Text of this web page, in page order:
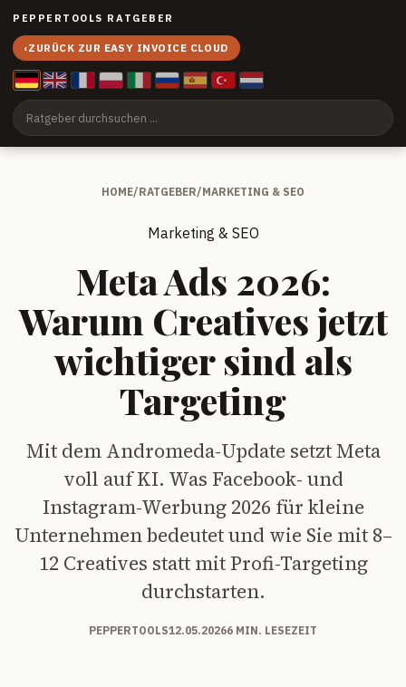
PEPPERTOOLS RATGEBER
‹ZURÜCK ZUR EASY INVOICE CLOUD
HOME/RATGEBER/MARKETING & SEO
Marketing & SEO
Meta Ads 2026:
Warum Creatives jetzt
wichtiger sind als
Targeting
Mit dem Andromeda-Update setzt Meta
voll auf KI. Was Facebook- und
Instagram-Werbung 2026 für kleine
Unternehmen bedeutet und wie Sie mit 8–
12 Creatives statt mit Profi-Targeting
durchstarten.
PEPPERTOOLS12.05.20266 MIN. LESEZEIT